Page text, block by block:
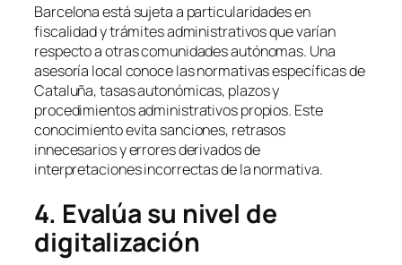
Barcelona está sujeta a particularidades en
fiscalidad y trámites administrativos que varían
respecto a otras comunidades autónomas. Una
asesoría local conoce las normativas específicas de
Cataluña, tasas autonómicas, plazos y
procedimientos administrativos propios. Este
conocimiento evita sanciones, retrasos
innecesarios y errores derivados de
interpretaciones incorrectas de la normativa.
4. Evalúa su nivel de
digitalización